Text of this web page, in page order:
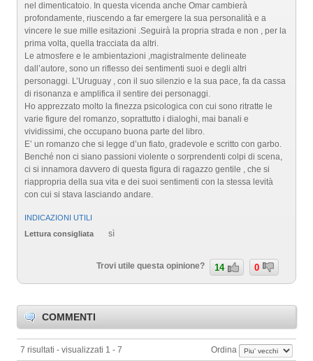
nel dimenticatoio. In questa vicenda anche Omar cambierà
profondamente, riuscendo a far emergere la sua personalità e a
vincere le sue mille esitazioni .Seguirà la propria strada e non , per la
prima volta, quella tracciata da altri.
Le atmosfere e le ambientazioni ,magistralmente delineate
dall’autore, sono un riflesso dei sentimenti suoi e degli altri
personaggi. L’Uruguay , con il suo silenzio e la sua pace, fa da cassa
di risonanza e amplifica il sentire dei personaggi.
Ho apprezzato molto la finezza psicologica con cui sono ritratte le
varie figure del romanzo, soprattutto i dialoghi, mai banali e
vividissimi, che occupano buona parte del libro.
E’ un romanzo che si legge d’un fiato, gradevole e scritto con garbo.
Benché non ci siano passioni violente o sorprendenti colpi di scena,
ci si innamora davvero di questa figura di ragazzo gentile , che si
riappropria della sua vita e dei suoi sentimenti con la stessa levità
con cui si stava lasciando andare.
INDICAZIONI UTILI
Lettura consigliata
sì
Trovi utile questa opinione? 14 0
COMMENTI
7 risultati - visualizzati 1 - 7 Ordina